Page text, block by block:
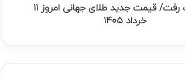
طلا عقب رفت/ قیمت جدید طلای جهانی امروز ۱۱
خرداد ۱۴۰۵